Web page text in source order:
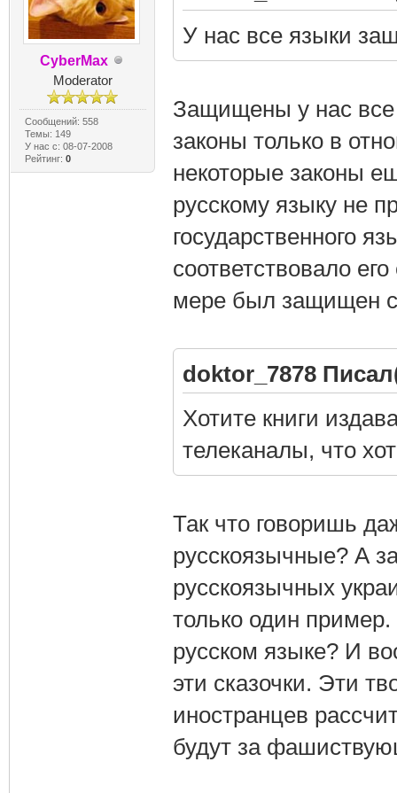
CyberMax
Moderator
Сообщений: 558
Темы: 149
У нас с: 08-07-2008
Рейтинг: 0
У нас все языки
Защищены у нас все
законы только в
некоторые законы
русскому языку не
государственного
соответствовало
мере был защищен
doktor_7878
Хотите книги
телеканалы, что
Так что говоришь
русскоязычные? А
русскоязычных
только один
русском языке? И
эти сказочки. Эти
иностранцев
будут за